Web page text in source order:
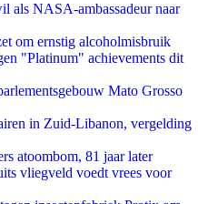
als NASA-ambassadeur naar
om ernstig alcoholmisbruik
"Platinum" achievements dit
Mato Grosso
in Zuid-Libanon, vergelding
atoombom, 81 jaar later
vliegveld voedt vrees voor